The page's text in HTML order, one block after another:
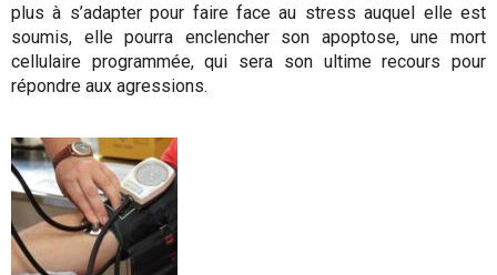
plus à s’adapter pour faire face au stress auquel elle est
soumis, elle pourra enclencher son apoptose, une mort
cellulaire programmée, qui sera son ultime recours pour
répondre aux agressions.